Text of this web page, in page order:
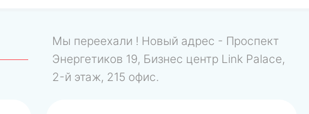
Мы переехали ! Новый адрес - Проспект
Энергетиков 19, Бизнес центр Link Palace,
2-й этаж, 215 офис.